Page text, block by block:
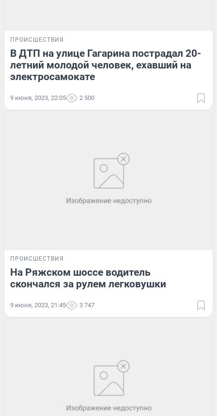
ПРОИСШЕСТВИЯ
В ДТП на улице Гагарина пострадал 20-
летний молодой человек, ехавший на
электросамокате
9 июня, 2023, 22:05 2 500
ПРОИСШЕСТВИЯ
На Ряжском шоссе водитель
скончался за рулем легковушки
9 июня, 2023, 21:45 3 747